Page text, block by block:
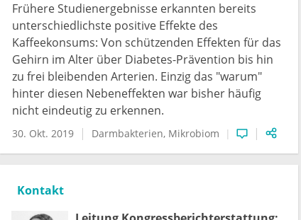
Frühere Studienergebnisse erkannten bereits
unterschiedlichste positive Effekte des
Kaffeekonsums: Von schützenden Effekten für das
Gehirn im Alter über Diabetes-Prävention bis hin
zu frei bleibenden Arterien. Einzig das "warum"
hinter diesen Nebeneffekten war bisher häufig
nicht eindeutig zu erkennen.
30. Okt. 2019 Darmbakterien Mikrobiom
Kontakt